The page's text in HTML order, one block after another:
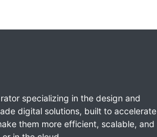
specializing in the design and
digital solutions, built to accelerate
them more efficient, scalable, and